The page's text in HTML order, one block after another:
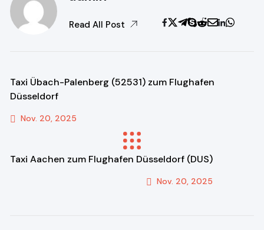
Read All Post
Taxi Übach-Palenberg (52531) zum Flughafen
Düsseldorf
Nov. 20, 2025
Taxi Aachen zum Flughafen Düsseldorf (DUS)
Nov. 20, 2025